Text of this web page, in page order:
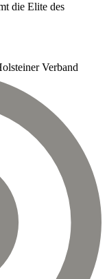
die Elite des
Verband